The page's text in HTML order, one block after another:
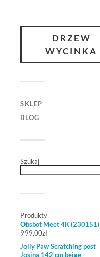
DRZEW
WYCINKA
SKLEP
BLOG
Szukaj
Produkty
Obsbot Meet 4K (230151)
999,00zł
Jolly Paw Scratching post
Josina 142 cm beige